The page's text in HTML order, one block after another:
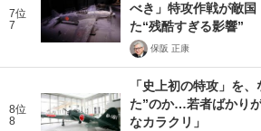
7位
7
べき」特攻作戦が敵国
た“残酷すぎる影響”
保阪 正康
8位
8
「史上初の特攻」を
た”のか…若者ばかり
なカラクリ」